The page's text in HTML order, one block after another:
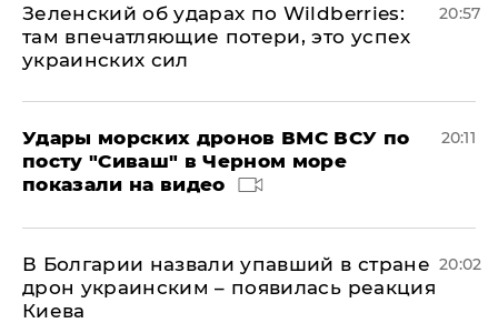
Зеленский об ударах по Wildberries:
там впечатляющие потери, это успех
украинских сил
20:57
Удары морских дронов ВМС ВСУ по
посту "Сиваш" в Черном море
показали на видео
20:11
В Болгарии назвали упавший в стране
дрон украинским – появилась реакция
Киева
20:02